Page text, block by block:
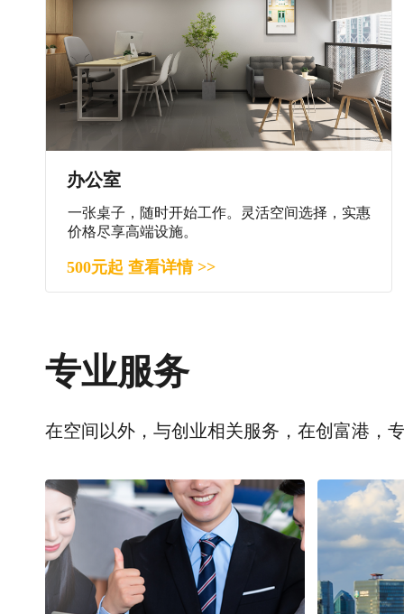
办公室
一张桌子，随时开始工作。灵活空间选择，实惠
价格尽享高端设施。
500元起 查看详情 >>
专业服务
在空间以外，与创业相关服务，在创富港，